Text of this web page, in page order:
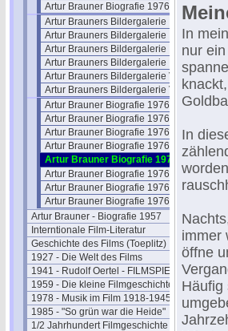
Artur Brauner Biografie 1976-08
Artur Brauners Bildergalerie I
Artur Brauners Bildergalerie II
Artur Brauners Bildergalerie III
Artur Brauners Bildergalerie IV
Artur Brauners Bildergalerie V
Artur Brauners Bildergalerie VI
Artur Brauner Biografie 1976-09
Artur Brauner Biografie 1976-10
Artur Brauner Biografie 1976-11
Artur Brauner Biografie 1976-12
Artur Brauner Biografie 1976-13
Artur Brauner Biografie 1976-14
Artur Brauner Biografie 1976-15
Artur Brauner Biografie 1976-16
Artur Brauner - Biografie 1957
Interntionale Film-Literatur
Geschichte des Films (Toeplitz)
1927 - Die Welt des Films
1941 - Rudolf Oertel - FILMSPIEGEL
1959 - Die kleine Filmgeschichte
1978 - Musik im Film 1918-1945
1985 - "So grün war die Heide"
1/2 Jahrhundert Filmgeschichte
In
nur
In
immer
öffne
Häufig